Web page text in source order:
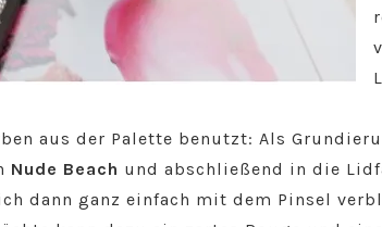
aus der Palette benutzt: Als
Nude Beach und abschließend in die
dann ganz einfach mit dem Pinsel